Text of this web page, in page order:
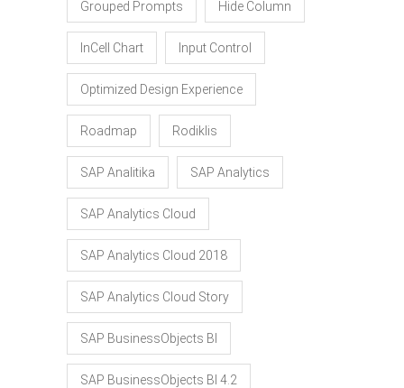
Grouped Prompts Hide Column
InCell Chart Input Control
Optimized Design Experience
Roadmap Rodiklis
SAP Analitika SAP Analytics
SAP Analytics Cloud
SAP Analytics Cloud 2018
SAP Analytics Cloud Story
SAP BusinessObjects BI
SAP BusinessObjects BI 4.2